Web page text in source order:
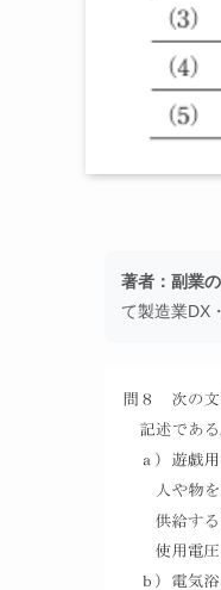
著者：副業
て製造業DX